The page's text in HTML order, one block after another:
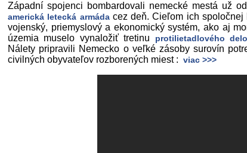
Západní spojenci bombardovali nemecké mestá už
americká letecká armádacez deň. Cieľom ich spoločnej
vojenský, priemyslový a ekonomický systém, ako aj
územia muselo vynaložiť tretinu
protilietadlového
Nálety pripravili Nemecko o veľké zásoby surovín
civilných obyvateľov rozborených miest : viac >>>